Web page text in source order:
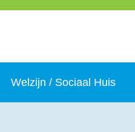
Welzijn / Sociaal Huis